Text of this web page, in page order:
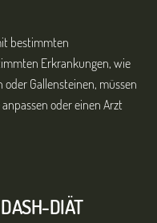
bestimmten
Erkrankungen, wie
Gallensteinen, müssen
oder einen Arzt
DIÄT